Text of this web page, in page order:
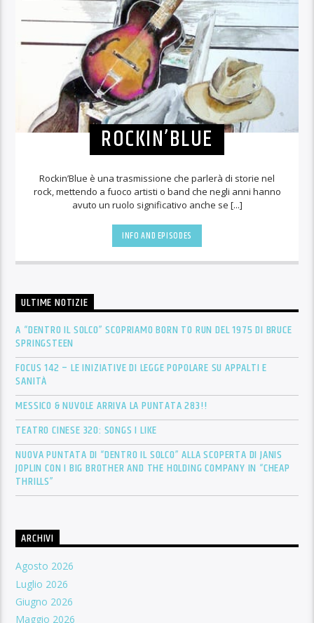
ROCKIN’BLUE
Rockin’Blue è una trasmissione che parlerà di storie nel
rock, mettendo a fuoco artisti o band che negli anni hanno
avuto un ruolo significativo anche se [...]
INFO AND EPISODES
ULTIME NOTIZIE
A “DENTRO IL SOLCO” SCOPRIAMO BORN TO RUN DEL 1975 DI BRUCE
SPRINGSTEEN
FOCUS 142 – LE INIZIATIVE DI LEGGE POPOLARE SU APPALTI E
SANITÀ
MESSICO & NUVOLE ARRIVA LA PUNTATA 283!!
TEATRO CINESE 320: SONGS I LIKE
NUOVA PUNTATA DI “DENTRO IL SOLCO” ALLA SCOPERTA DI JANIS
JOPLIN CON I BIG BROTHER AND THE HOLDING COMPANY IN “CHEAP
THRILLS”
ARCHIVI
Agosto 2026
Luglio 2026
Giugno 2026
Maggio 2026